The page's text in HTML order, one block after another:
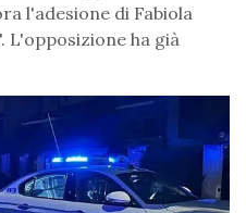
l'adesione di Fabiola
L'opposizione ha già